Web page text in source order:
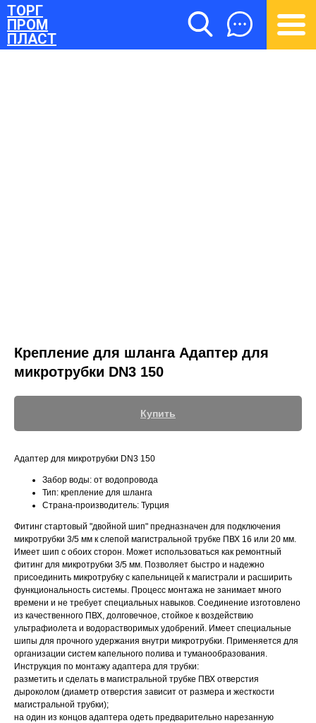
ТОРГ
ПРОМ
ПЛАСТ
(700) 730-70-73
Крепление для шланга Адаптер для
микротрубки DN3 150
Купить
Адаптер для микротрубки DN3 150
Забор воды: от водопровода
Тип: крепление для шланга
Страна-производитель: Турция
Фитинг стартовый "двойной шип" предназначен для подключения
микротрубки 3/5 мм к слепой магистральной трубке ПВХ 16 или 20 мм.
Имеет шип с обоих сторон. Может использоваться как ремонтный
фитинг для микротрубки 3/5 мм. Позволяет быстро и надежно
присоединить микротрубку с капельницей к магистрали и расширить
функциональность системы. Процесс монтажа не занимает много
времени и не требует специальных навыков. Соединение изготовлено
из качественного ПВХ, долговечное, стойкое к воздействию
ультрафиолета и водорастворимых удобрений. Имеет специальные
шипы для прочного удержания внутри микротрубки. Применяется для
организации систем капельного полива и туманообразования.
Инструкция по монтажу адаптера для трубки:
разметить и сделать в магистральной трубке ПВХ отверстия
дыроколом (диаметр отверстия зависит от размера и жесткости
магистральной трубки);
на один из концов адаптера одеть предварительно нарезанную